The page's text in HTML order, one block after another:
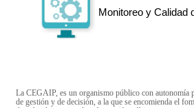
Monitoreo y Calidad
La CEGAIP, es un organismo público con autonomía
de gestión y de decisión, a la que se encomienda el